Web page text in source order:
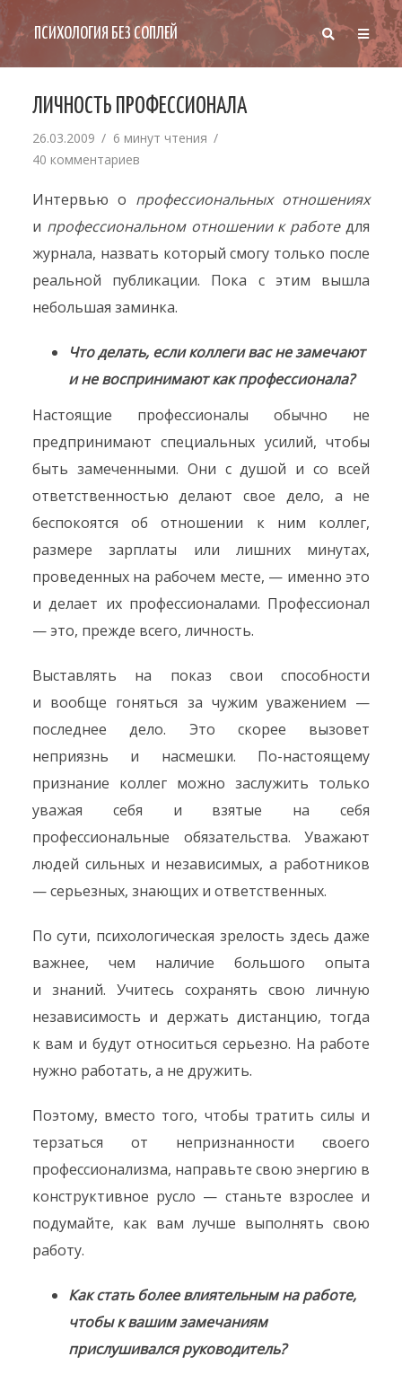
ПСИХОЛОГИЯ БЕЗ СОПЛЕЙ
ЛИЧНОСТЬ ПРОФЕССИОНАЛА
26.03.2009
6 минут чтения
40 комментариев
Интервью о профессиональных отношениях
и профессиональном отношении к работедля
журнала, назвать который смогу только после
реальной публикации. Пока с этим вышла
небольшая заминка.
Что делать, если коллеги вас не замечают
и не воспринимают как профессионала?
Настоящие профессионалы обычно не
предпринимают специальных усилий, чтобы
быть замеченными. Они с душой и со всей
ответственностью делают свое дело, а не
беспокоятся об отношении к ним коллег,
размере зарплаты или лишних минутах,
проведенных на рабочем месте, — именно это
и делает их профессионалами. Профессионал
— это, прежде всего, личность.
Выставлять на показ свои способности
и вообще гоняться за чужим уважением —
последнее дело. Это скорее вызовет
неприязнь и насмешки. По-настоящему
признание коллег можно заслужить только
уважая себя и взятые на себя
профессиональные обязательства. Уважают
людей сильных и независимых, а работников
— серьезных, знающих и ответственных.
По сути, психологическая зрелость здесь даже
важнее, чем наличие большого опыта
и знаний. Учитесь сохранять свою личную
независимость и держать дистанцию, тогда
к вам и будут относиться серьезно. На работе
нужно работать, а не дружить.
Поэтому, вместо того, чтобы тратить силы и
терзаться от непризнанности своего
профессионализма, направьте свою энергию в
конструктивное русло — станьте взрослее и
подумайте, как вам лучше выполнять свою
работу.
Как стать более влиятельным на работе,
чтобы к вашим замечаниям
прислушивался руководитель?